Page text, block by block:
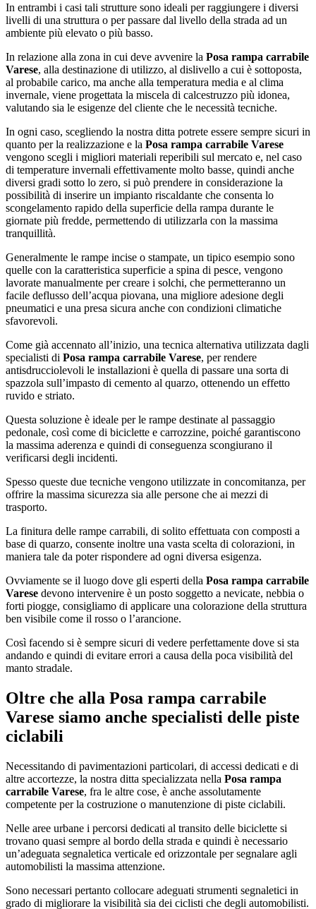
In entrambi i casi tali strutture sono ideali per raggiungere i diversi
livelli di una struttura o per passare dal livello della strada ad un
ambiente più elevato o più basso.
In relazione alla zona in cui deve avvenire la Posa rampa carrabile
Varese, alla destinazione di utilizzo, al dislivello a cui è sottoposta,
al probabile carico, ma anche alla temperatura media e al clima
invernale, viene progettata la miscela di calcestruzzo più idonea,
valutando sia le esigenze del cliente che le necessità tecniche.
In ogni caso, scegliendo la nostra ditta potrete essere sempre sicuri in
quanto per la realizzazione e la Posa rampa carrabile Varese
vengono scegli i migliori materiali reperibili sul mercato e, nel caso
di temperature invernali effettivamente molto basse, quindi anche
diversi gradi sotto lo zero, si può prendere in considerazione la
possibilità di inserire un impianto riscaldante che consenta lo
scongelamento rapido della superficie della rampa durante le
giornate più fredde, permettendo di utilizzarla con la massima
tranquillità.
Generalmente le rampe incise o stampate, un tipico esempio sono
quelle con la caratteristica superficie a spina di pesce, vengono
lavorate manualmente per creare i solchi, che permetteranno un
facile deflusso dell’acqua piovana, una migliore adesione degli
pneumatici e una presa sicura anche con condizioni climatiche
sfavorevoli.
Come già accennato all’inizio, una tecnica alternativa utilizzata dagli
specialisti di Posa rampa carrabile Varese, per rendere
antisdrucciolevoli le installazioni è quella di passare una sorta di
spazzola sull’impasto di cemento al quarzo, ottenendo un effetto
ruvido e striato.
Questa soluzione è ideale per le rampe destinate al passaggio
pedonale, così come di biciclette e carrozzine, poiché garantiscono
la massima aderenza e quindi di conseguenza scongiurano il
verificarsi degli incidenti.
Spesso queste due tecniche vengono utilizzate in concomitanza, per
offrire la massima sicurezza sia alle persone che ai mezzi di
trasporto.
La finitura delle rampe carrabili, di solito effettuata con composti a
base di quarzo, consente inoltre una vasta scelta di colorazioni, in
maniera tale da poter rispondere ad ogni diversa esigenza.
Ovviamente se il luogo dove gli esperti della Posa rampa carrabile
Varese devono intervenire è un posto soggetto a nevicate, nebbia o
forti piogge, consigliamo di applicare una colorazione della struttura
ben visibile come il rosso o l’arancione.
Così facendo si è sempre sicuri di vedere perfettamente dove si sta
andando e quindi di evitare errori a causa della poca visibilità del
manto stradale.
Oltre che alla Posa rampa carrabile
Varese siamo anche specialisti delle piste
ciclabili
Necessitando di pavimentazioni particolari, di accessi dedicati e di
altre accortezze, la nostra ditta specializzata nella Posa rampa
carrabile Varese, fra le altre cose, è anche assolutamente
competente per la costruzione o manutenzione di piste ciclabili.
Nelle aree urbane i percorsi dedicati al transito delle biciclette si
trovano quasi sempre al bordo della strada e quindi è necessario
un’adeguata segnaletica verticale ed orizzontale per segnalare agli
automobilisti la massima attenzione.
Sono necessari pertanto collocare adeguati strumenti segnaletici in
grado di migliorare la visibilità sia dei ciclisti che degli automobilisti.